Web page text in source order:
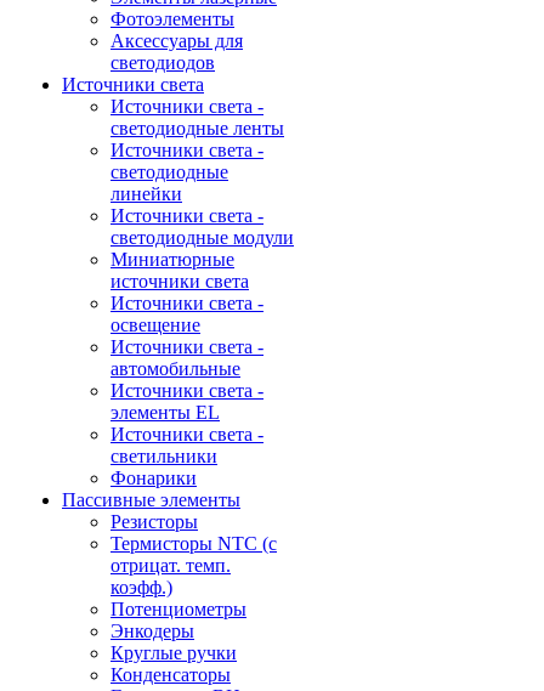
Фотоэлементы
Аксессуары для
светодиодов
Источники света
Источники света -
светодиодные ленты
Источники света -
светодиодные
линейки
Источники света -
светодиодные модули
Миниатюрные
источники света
Источники света -
освещение
Источники света -
автомобильные
Источники света -
элементы EL
Источники света -
светильники
Фонарики
Пассивные элементы
Резисторы
Термисторы NTC (с
отрицат. темп.
коэфф.)
Потенциометры
Энкодеры
Круглые ручки
Конденсаторы